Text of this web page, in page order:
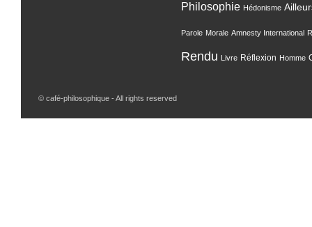
Philosophie Hédonisme
Parole Morale Amnesty International
Rendu Livre Réflexion Homme
© café-philosophique - All rights reserved